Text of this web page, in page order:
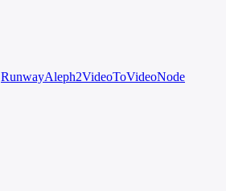
RunwayAleph2VideoToVideoNode